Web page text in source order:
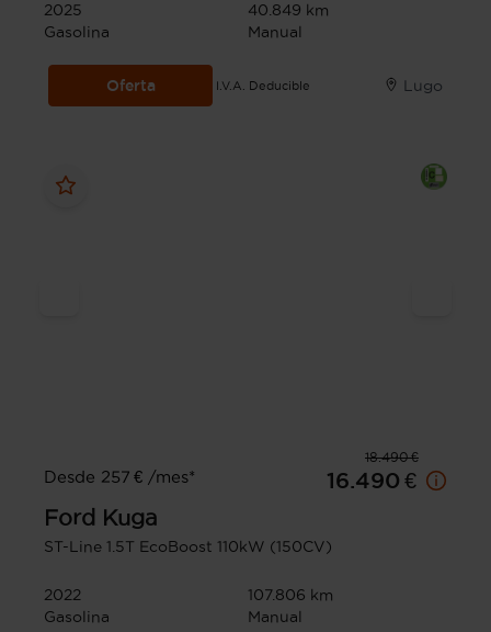
2025
40.849 km
Gasolina
Manual
Oferta I.V.A. Deducible Lugo
18.490 €
Desde 257 € /mes*
16.490 €
Ford Kuga
ST-Line 1.5T EcoBoost 110kW (150CV)
2022
107.806 km
Gasolina
Manual